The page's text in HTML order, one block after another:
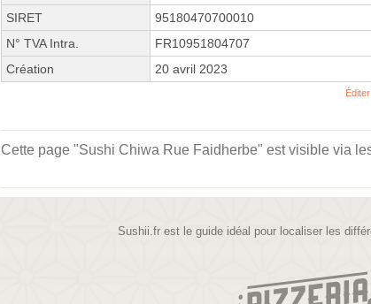
SIRET
95180470700010
N° TVA Intra.
FR10951804707
Création
20 avril 2023
Cette page "Sushi Chiwa Rue Faidherbe" est visible via
Sushii.fr est le guide idéal pour localiser les